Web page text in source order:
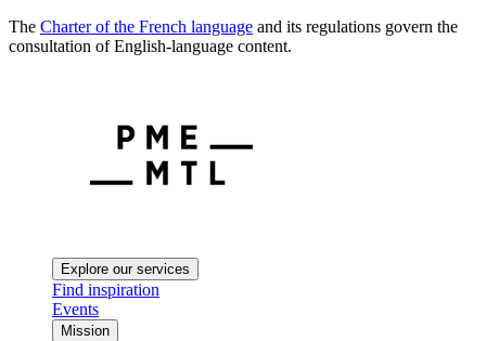
The Charter of the French language and its regulations govern the
consultation of English-language content.
Explore our services
Find inspiration
Events
Mission